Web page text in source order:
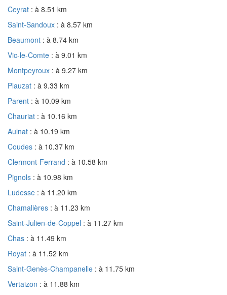
Ceyrat : à 8.51 km
Saint-Sandoux : à 8.57 km
Beaumont : à 8.74 km
Vic-le-Comte : à 9.01 km
Montpeyroux : à 9.27 km
Plauzat : à 9.33 km
Parent : à 10.09 km
Chauriat : à 10.16 km
Aulnat : à 10.19 km
Coudes : à 10.37 km
Clermont-Ferrand : à 10.58 km
Pignols : à 10.98 km
Ludesse : à 11.20 km
Chamalières : à 11.23 km
Saint-Julien-de-Coppel : à 11.27 km
Chas : à 11.49 km
Royat : à 11.52 km
Saint-Genès-Champanelle : à 11.75 km
Vertaizon : à 11.88 km